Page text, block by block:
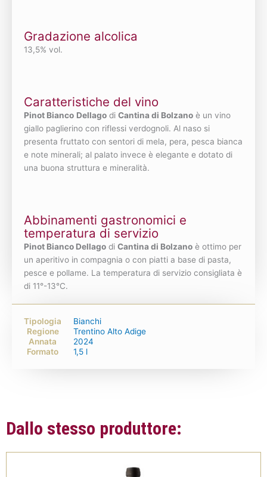
Gradazione alcolica
13,5% vol.
Caratteristiche del vino
Pinot Bianco Dellago di Cantina di Bolzano è un vino
giallo paglierino con riflessi verdognoli. Al naso si
presenta fruttato con sentori di mela, pera, pesca bianca
e note minerali; al palato invece è elegante e dotato di
una buona struttura e mineralità.
Abbinamenti gastronomici e
temperatura di servizio
Pinot Bianco Dellago di Cantina di Bolzano è ottimo per
un aperitivo in compagnia o con piatti a base di pasta,
pesce e pollame. La temperatura di servizio consigliata è
di 11°-13°C.
Tipologia
Bianchi
Regione
Trentino Alto Adige
Annata
2024
Formato
1,5 l
Dallo stesso produttore: